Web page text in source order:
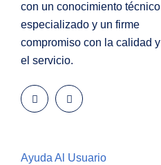
con un conocimiento técnico
especializado y un firme
compromiso con la calidad y
el servicio.
Ayuda Al Usuario